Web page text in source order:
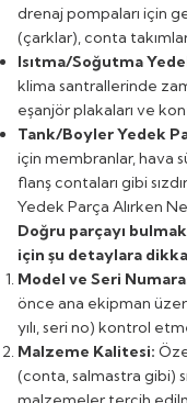
drenaj pompaları için
(çarklar), conta
Isıtma/Soğutma
klima santrallerinde
eşanjör plakaları ve
Tank/Boyler Yedek
için membranlar, hava
flanş contaları gibi
Yedek Parça Alırken
Doğru parçayı
için şu detaylara
Model ve Seri
önce ana ekipman
yılı, seri no) kontrol
Malzeme Kalitesi:
(conta, salmastra gibi)